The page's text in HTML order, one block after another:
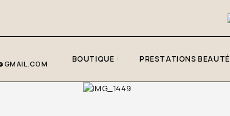
BOUTIQUE PRESTATIONS BEAUTÉ